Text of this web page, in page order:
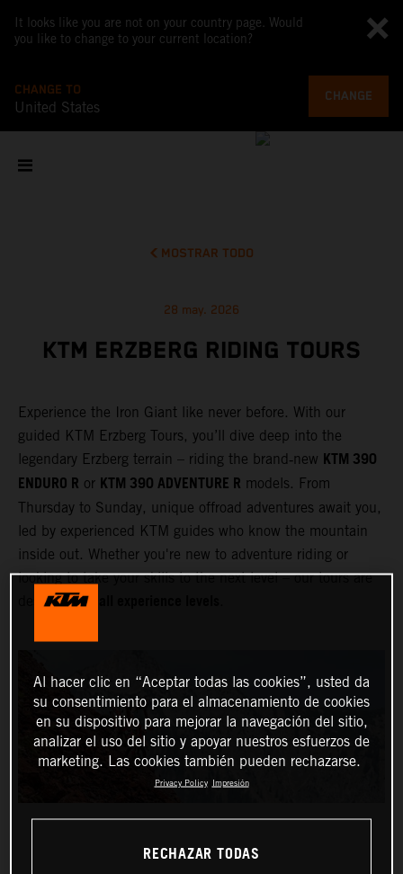
It looks like you are not on your country page. Would
you like to change to your current location?
CHANGE TO
United States
CHANGE
MOSTRAR TODO
28 may. 2026
KTM ERZBERG RIDING TOURS
Experience the Iron Giant like never before. With our
guided KTM Erzberg Tours, you’ll dive deep into the
legendary Erzberg terrain – riding the brand‑new KTM 390
ENDURO R or KTM 390 ADVENTURE R models. From
Thursday to Sunday, unique offroad adventures await you,
led by experienced KTM guides who know the mountain
inside out. Whether you're new to adventure riding or
looking to take your skills to the next level – our tours are
designed for
Al hacer clic en “Aceptar todas las cookies”, usted da
su consentimiento para el almacenamiento de cookies
en su dispositivo para mejorar la navegación del sitio,
analizar el uso del sitio y apoyar nuestros esfuerzos de
marketing. Las cookies también pueden rechazarse.
Privacy Policy Impresión
RECHAZAR TODAS